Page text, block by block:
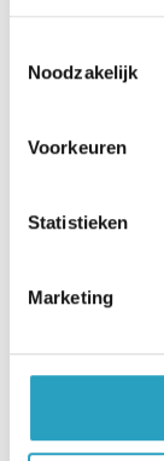
Noodzakelijk
Voorkeuren
Statistieken
Marketing
Heeft u
om te